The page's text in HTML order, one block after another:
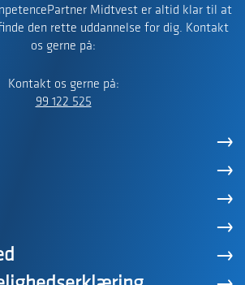
Midtvest er altid klar til at
den rette uddannelse for dig. Kontakt
os gerne på:
Kontakt os gerne på:
99 122 525